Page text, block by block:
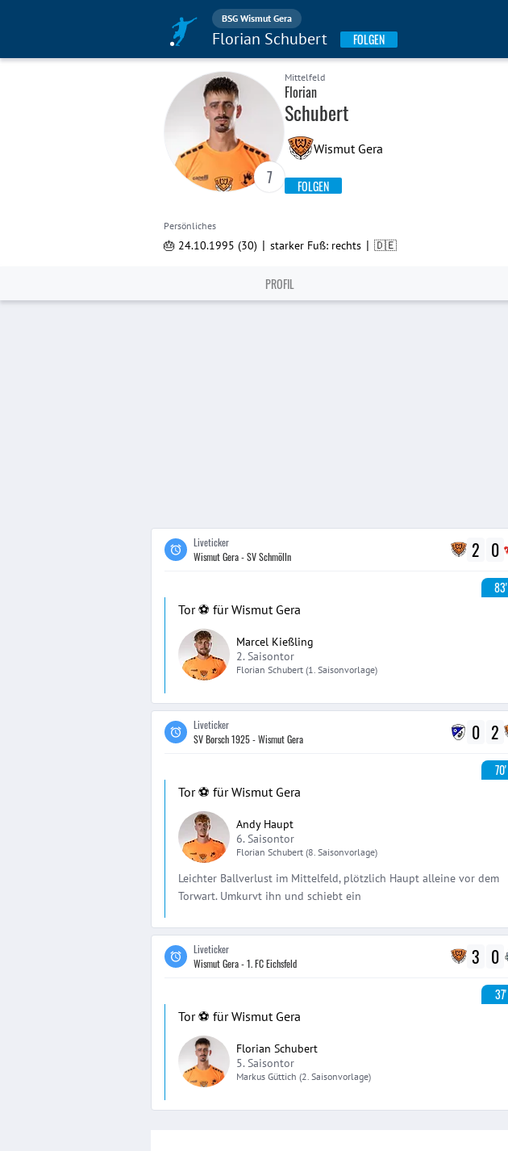
BSG Wismut Gera
Florian Schubert FOLGEN
7
Mittelfeld
Florian
Schubert
Wismut Gera
FOLGEN
Persönliches
🎂 24.10.1995 (30) | starker Fuß: rechts | 🇩🇪
PROFIL
Liveticker
Wismut Gera - SV Schmölln
2 0
83'
Tor ⚽️ für Wismut Gera
Marcel Kießling
2. Saisontor
Florian Schubert (1. Saisonvorlage)
Liveticker
SV Borsch 1925 - Wismut Gera
0 2
70'
Tor ⚽️ für Wismut Gera
Andy Haupt
6. Saisontor
Florian Schubert (8. Saisonvorlage)
Leichter Ballverlust im Mittelfeld, plötzlich Haupt alleine vor dem
Torwart. Umkurvt ihn und schiebt ein
Liveticker
Wismut Gera - 1. FC Eichsfeld
3 0
37'
Tor ⚽️ für Wismut Gera
Florian Schubert
5. Saisontor
Markus Güttich (2. Saisonvorlage)